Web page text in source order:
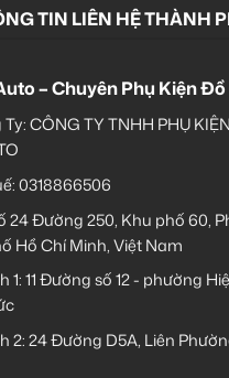
TIN LIÊN HỆ THÀNH
– Chuyên Phụ Kiện Đồ
CÔNG TY TNHH PHỤ
0318866506
24 Đường 250, Khu phố 60,
Hồ Chí Minh, Việt Nam
1:11 Đường số 12 - phường
2:24 Đường D5A, Liên